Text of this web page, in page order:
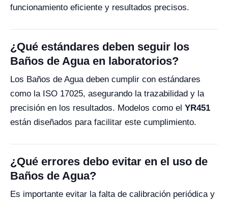
funcionamiento eficiente y resultados precisos.
¿Qué estándares deben seguir los
Baños de Agua en laboratorios?
Los Baños de Agua deben cumplir con estándares
como la ISO 17025, asegurando la trazabilidad y la
precisión en los resultados. Modelos como el YR451
están diseñados para facilitar este cumplimiento.
¿Qué errores debo evitar en el uso de
Baños de Agua?
Es importante evitar la falta de calibración periódica y